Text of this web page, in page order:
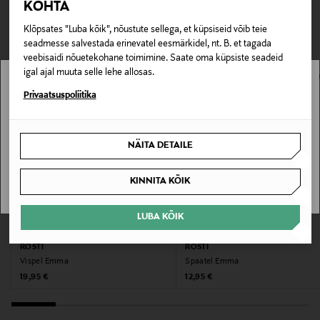
KOHTA
Klõpsates "Luba kõik", nõustute sellega, et küpsiseid võib teie
seadmesse salvestada erinevatel eesmärkidel, nt. B. et tagada
veebisaidi nõuetekohane toimimine. Saate oma küpsiste seadeid
igal ajal muuta selle lehe allosas.
Privaatsuspoliitika
NÄITA DETAILE
KINNITA KÕIK
LUBA KÕIK
177962231
Materjal
Silikoon, PP-plast
Hooldusjuhendid
Võib pesta nõudepesumasinas.
Garantii
YELLOW
TEISED KLIENDID
VAATASID KA
EELIS KUPONGIGA
ROSTI
Vispel Emma
Original Price
19,95 €
EELIS KUPONGIGA
ROSTI
Spaatel Emma
Original Price
12,95 €
Stockmann pole Sinu riigis saadaval.
SAAN ARU